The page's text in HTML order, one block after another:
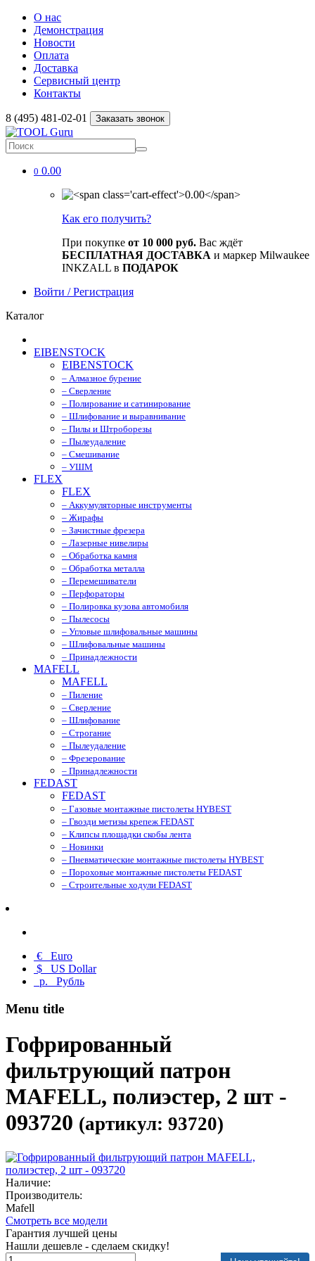
О нас
Демонстрация
Новости
Оплата
Доставка
Сервисный центр
Контакты
8 (495) 481-02-01 Заказать звонок
0 0.00
Как его получить?
При покупке от 10 000 руб. Вас ждёт
БЕСПЛАТНАЯ ДОСТАВКА и маркер Milwaukee
INKZALL в ПОДАРОК
Войти / Регистрация
Каталог
EIBENSTOCK
EIBENSTOCK
– Алмазное бурение
– Сверление
– Полирование и сатинирование
– Шлифование и выравнивание
– Пилы и Штроборезы
– Пылеудаление
– Смешивание
– УШМ
FLEX
FLEX
– Аккумуляторные инструменты
– Жирафы
– Зачистные фрезера
– Лазерные нивелиры
– Обработка камня
– Обработка металла
– Перемешиватели
– Перфораторы
– Полировка кузова автомобиля
– Пылесосы
– Угловые шлифовальные машины
– Шлифовальные машины
– Принадлежности
MAFELL
MAFELL
– Пиление
– Сверление
– Шлифование
– Строгание
– Пылеудаление
– Фрезерование
– Принадлежности
FEDAST
FEDAST
– Газовые монтажные пистолеты HYBEST
– Гвозди метизы крепеж FEDAST
– Клипсы площадки скобы лента
– Новинки
– Пневматические монтажные пистолеты HYBEST
– Пороховые монтажные пистолеты FEDAST
– Строительные ходули FEDAST
€ Euro
$ US Dollar
р. Рубль
Menu title
Гофрированный
фильтрующий патрон
MAFELL, полиэстер, 2 шт -
093720 (артикул: 93720)
Наличие:
Производитель:
Mafell
Смотреть все модели
Гарантия лучшей цены
Нашли дешевле - сделаем скидку!